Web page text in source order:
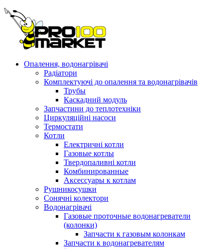
Опалення, водонагрівачі
Радіатори
Комплектуючі до опалення та водонагрівачів
Трубы
Каскадний модуль
Запчастини до теплотехніки
Циркуляційні насоси
Термостати
Котли
Електричні котли
Газовые котлы
Твердопаливні котли
Комбинированные
Аксессуары к котлам
Рушникосушки
Сонячні колектори
Водонагрівачі
Газовые проточные водонагреватели
(колонки)
Запчасти к газовым колонкам
Запчасти к водонагревателям